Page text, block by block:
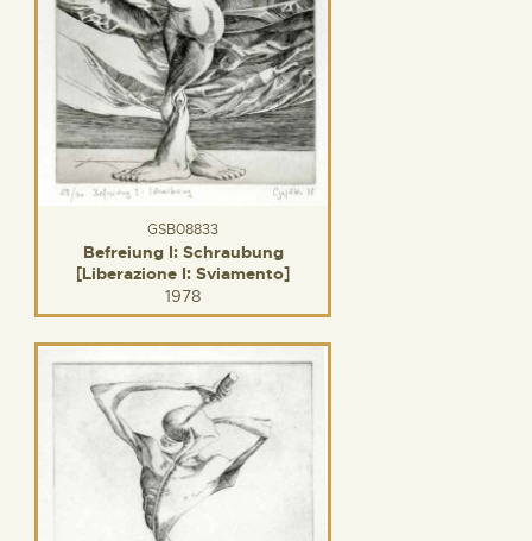
GSB08833
Befreiung I: Schraubung
[Liberazione I: Sviamento]
1978